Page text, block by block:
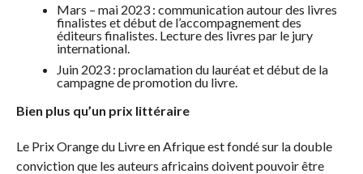
Mars – mai 2023 : communication autour des livres
finalistes et début de l’accompagnement des
éditeurs finalistes. Lecture des livres par le jury
international.
Juin 2023 : proclamation du lauréat et début de la
campagne de promotion du livre.
Bien plus qu’un prix littéraire
Le Prix Orange du Livre en Afrique est fondé sur la double
conviction que les auteurs africains doivent pouvoir être